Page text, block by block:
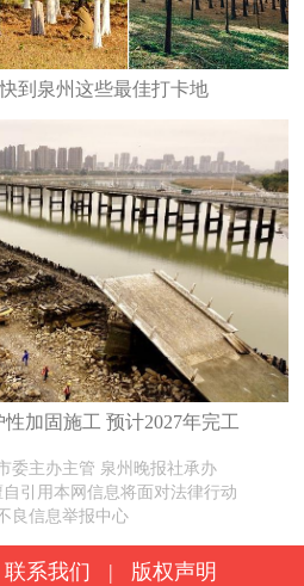
到泉州这些最佳打卡地
加固施工 预计2027年完工
委主办主管 泉州晚报社承办
引用本网信息将面对法律行动
良信息举报中心
联系我们 | 版权声明